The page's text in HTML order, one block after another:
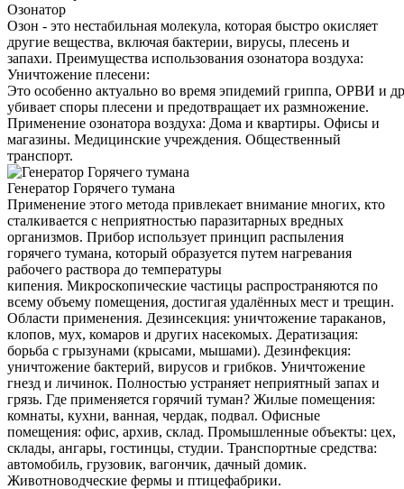
Озонатор
Озон - это нестабильная молекула, которая быстро окисляет
другие вещества, включая бактерии, вирусы, плесень и
запахи. Преимущества использования озонатора воздуха:
Уничтожение плесени:
Это особенно актуально во время эпидемий гриппа, ОРВИ и
убивает споры плесени и предотвращает их размножение.
Применение озонатора воздуха: Дома и квартиры. Офисы и
магазины. Медицинские учреждения. Общественный
транспорт.
Генератор Горячего тумана
Применение этого метода привлекает внимание многих, кто
сталкивается с неприятностью паразитарных вредных
организмов. Прибор использует принцип распыления
горячего тумана, который образуется путем нагревания
рабочего раствора до температуры
кипения. Микроскопические частицы распространяются по
всему объему помещения, достигая удалённых мест и трещин.
Области применения. Дезинсекция: уничтожение тараканов,
клопов, мух, комаров и других насекомых. Дератизация:
борьба с грызунами (крысами, мышами). Дезинфекция:
уничтожение бактерий, вирусов и грибков. Уничтожение
гнезд и личинок. Полностью устраняет неприятный запах и
грязь. Где применяется горячий туман? Жилые помещения:
комнаты, кухни, ванная, чердак, подвал. Офисные
помещения: офис, архив, склад. Промышленные объекты: цех,
склады, ангары, гостинцы, студии. Транспортные средства:
автомобиль, грузовик, вагончик, дачный домик.
Животноводческие фермы и птицефабрики.